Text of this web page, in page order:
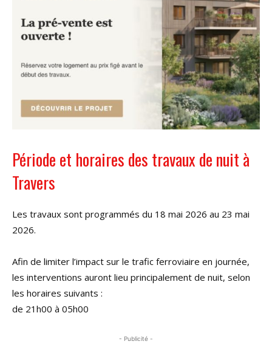
Période et horaires des travaux de nuit à
Travers
Les travaux sont programmés du 18 mai 2026 au 23 mai
2026.
Afin de limiter l’impact sur le trafic ferroviaire en journée,
les interventions auront lieu principalement de nuit, selon
les horaires suivants :
de 21h00 à 05h00
- Publicité -